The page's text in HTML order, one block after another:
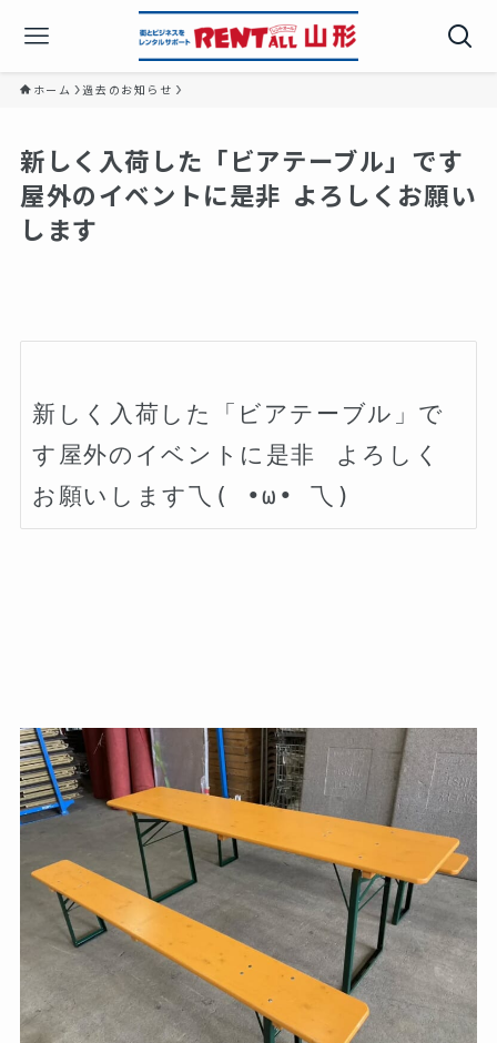
ホーム 過去のお知らせ
新しく入荷した「ビアテーブル」です️
屋外のイベントに是非️⁡ ⁡よろしくお願い
します
新しく入荷した「ビアテーブル」で
す️屋外のイベントに是非️⁡ ⁡よろしく